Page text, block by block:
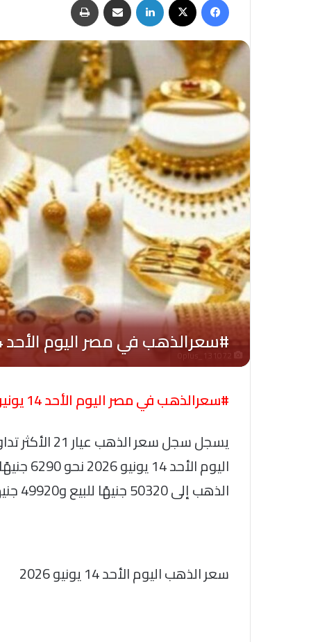
#سعرالذهب في مصر اليوم الأحد 14 يونيو 2026..
يسجل سجل
الذهب إلى 50320 جنيهًا للبيع و49920 جنيهًا للشراء.
سعر الذهب اليوم الأحد 14 يونيو 2026